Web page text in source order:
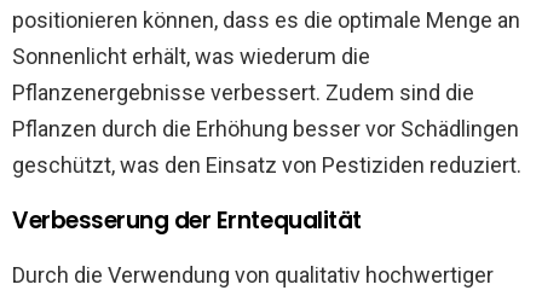
positionieren können, dass es die optimale Menge an
Sonnenlicht erhält, was wiederum die
Pflanzenergebnisse verbessert. Zudem sind die
Pflanzen durch die Erhöhung besser vor Schädlingen
geschützt, was den Einsatz von Pestiziden reduziert.
Verbesserung der Erntequalität
Durch die Verwendung von qualitativ hochwertiger